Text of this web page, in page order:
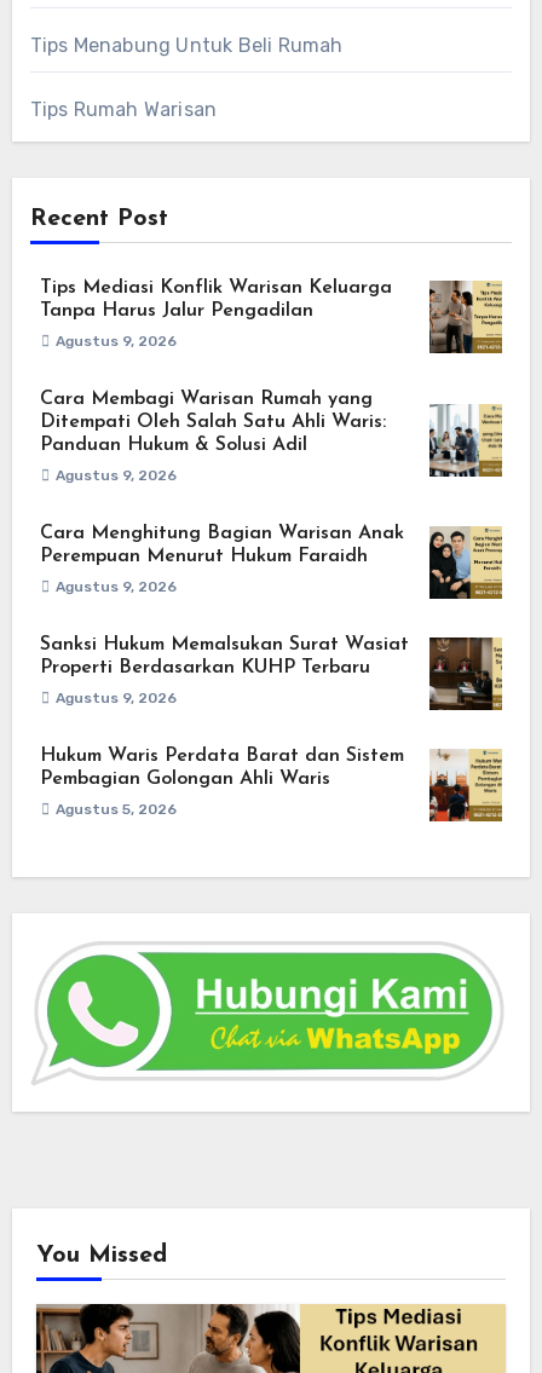
Tips Menabung Untuk Beli Rumah
Tips Rumah Warisan
Recent Post
Tips Mediasi Konflik Warisan Keluarga
Tanpa Harus Jalur Pengadilan
Agustus 9, 2026
Cara Membagi Warisan Rumah yang
Ditempati Oleh Salah Satu Ahli Waris:
Panduan Hukum & Solusi Adil
Agustus 9, 2026
Cara Menghitung Bagian Warisan Anak
Perempuan Menurut Hukum Faraidh
Agustus 9, 2026
Sanksi Hukum Memalsukan Surat Wasiat
Properti Berdasarkan KUHP Terbaru
Agustus 9, 2026
Hukum Waris Perdata Barat dan Sistem
Pembagian Golongan Ahli Waris
Agustus 5, 2026
You Missed